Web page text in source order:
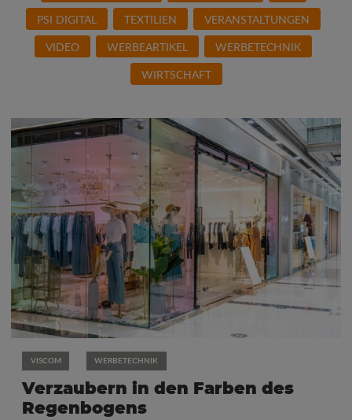
PSI DIGITAL
TEXTILIEN
VERANSTALTUNGEN
VIDEO
WERBEARTIKEL
WERBETECHNIK
WIRTSCHAFT
VISCOM WERBETECHNIK
Verzaubern in den Farben des
Regenbogens